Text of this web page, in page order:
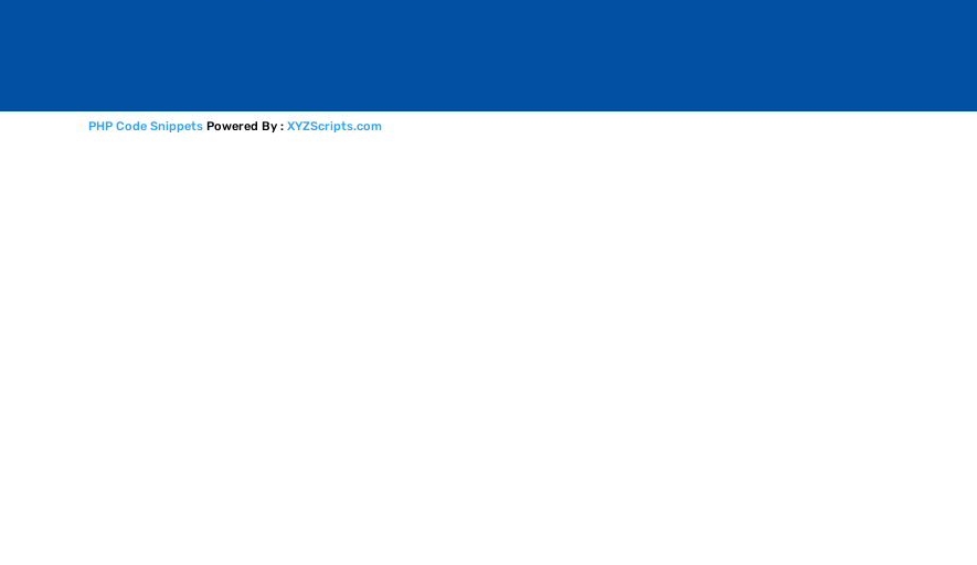
PHP Code Snippets Powered By : XYZScripts.com